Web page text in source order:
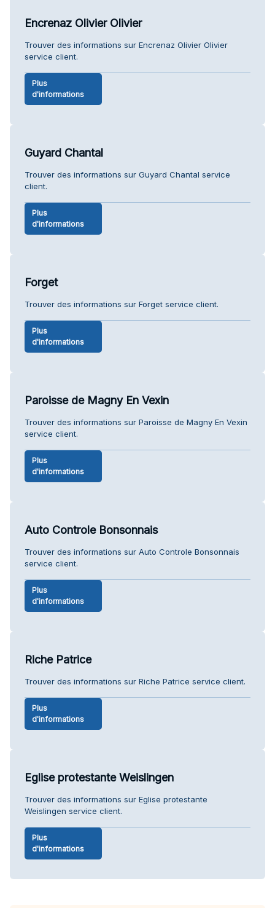
Encrenaz Olivier Olivier
Trouver des informations sur Encrenaz Olivier Olivier
service client.
Plus
d'informations
Guyard Chantal
Trouver des informations sur Guyard Chantal service
client.
Plus
d'informations
Forget
Trouver des informations sur Forget service client.
Plus
d'informations
Paroisse de Magny En Vexin
Trouver des informations sur Paroisse de Magny En Vexin
service client.
Plus
d'informations
Auto Controle Bonsonnais
Trouver des informations sur Auto Controle Bonsonnais
service client.
Plus
d'informations
Riche Patrice
Trouver des informations sur Riche Patrice service client.
Plus
d'informations
Eglise protestante Weislingen
Trouver des informations sur Eglise protestante
Weislingen service client.
Plus
d'informations